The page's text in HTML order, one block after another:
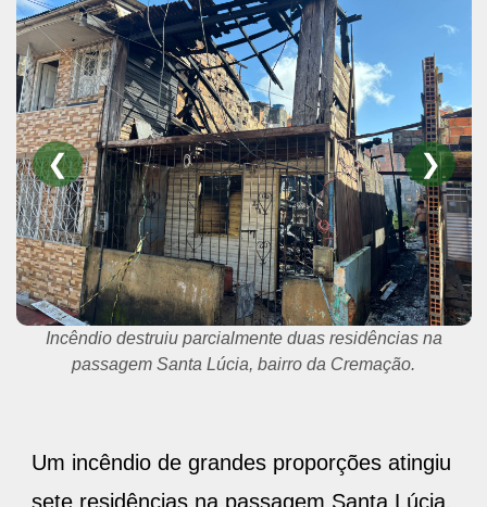
❮ ❯
Incêndio destruiu parcialmente duas residências na
passagem Santa Lúcia, bairro da Cremação.
Um incêndio de grandes proporções atingiu
sete residências na passagem Santa Lúcia,